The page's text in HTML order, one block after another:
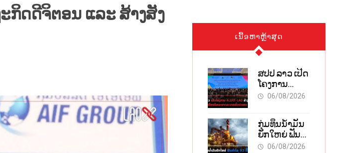
ກິດດີຈິຕອນ ແລະ ສ້າງສັງ
ເນື້ອຫາຫຼ້າສຸດ
ສປປ ລາວ ເປີດ
ໂຄງການ
ALERT-LAO
ພະຍາດ
ລະບາດທົ່ວ
ປະເທດ
06/08/2026
ກຸ່ມທຶນນ້ຳມັນ
ຍັກໃຫຍ່ ຟັນ
ກຳໄລ 93 ຕື້
06/08/2026